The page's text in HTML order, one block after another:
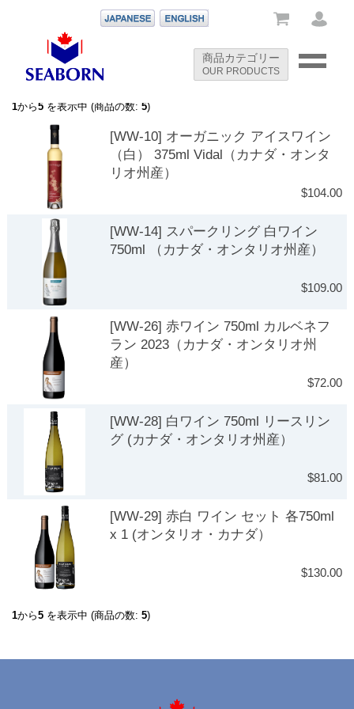
1から5 を表示中 (商品の数:5)
[WW-10] オーガニック アイスワイン
（白） 375ml Vidal（カナダ・オンタ
リオ州産）
$104.00
[WW-14] スパークリング 白ワイン
750ml （カナダ・オンタリオ州産）
$109.00
[WW-26] 赤ワイン 750ml カルベネフ
ラン 2023（カナダ・オンタリオ州
産）
$72.00
[WW-28] 白ワイン 750ml リースリン
グ (カナダ・オンタリオ州産）
$81.00
[WW-29] 赤白 ワイン セット 各750ml
x 1 (オンタリオ・カナダ）
$130.00
1から5 を表示中 (商品の数:5)
商品カテゴリー
OUR PRODUCTS